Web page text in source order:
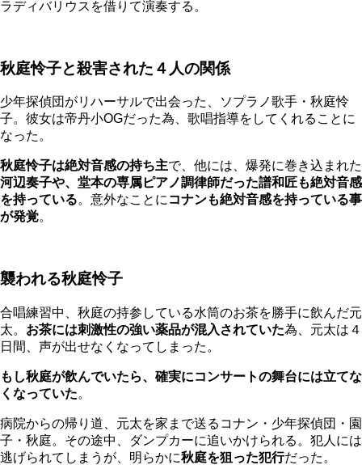
ラディバリウスを借りて演奏する。
秋庭怜子と殺害された４人の関係
少年探偵団がリハーサルで出会った、ソプラノ歌手・秋庭怜
子。彼女は帝丹小OGだった為、歌唱指導をしてくれることに
なった。
秋庭怜子は絶対音感の持ち主で、他には、爆発に巻き込まれた
河辺奏子や、堂本の専属ピアノ調律師だった譜和匠も絶対音感
を持っている。意外なことに コナンも絶対音感を持っている事
が発覚。
襲われる秋庭怜子
合唱練習中、秋庭の持参している水筒のお茶を勝手に飲んだ元
太。 お茶には刺激性の強い薬品が混入されていた為、元太は４
日間、声が出せなくなってしまった。
もし秋庭が飲んでいたら、確実にコンサートの舞台には立てな
くなっていた。
病院からの帰り道、元太を家まで送るコナン・少年探偵団・園
子・秋庭。その途中、ダンプカーに追いかけられる。犯人には
逃げられてしまうが、明らかに秋庭を狙った犯行だった。